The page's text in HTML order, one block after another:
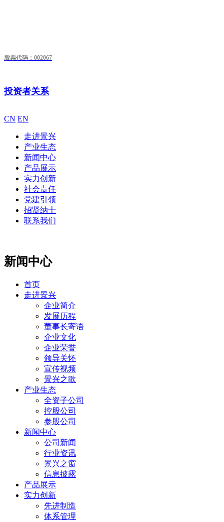
股票代码：002067
投资者关系
CN EN
走进景兴
产业生态
新闻中心
产品展示
实力创新
社会责任
党建引领
招贤纳士
联系我们
新闻中心
首页
走进景兴
企业简介
发展历程
董事长寄语
企业文化
企业荣誉
领导关怀
宣传视频
景兴之歌
产业生态
全资子公司
控股公司
参股公司
新闻中心
公司新闻
行业资讯
景兴之窗
信息披露
产品展示
实力创新
先进制造
体系管理